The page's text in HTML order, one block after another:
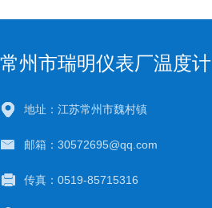
常州市瑞明仪表厂温度计
地址：江苏常州市魏村镇
邮箱：30572695@qq.com
传真：0519-85715316